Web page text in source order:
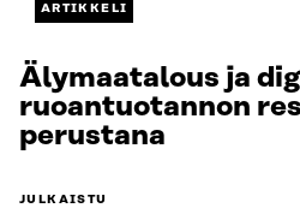
ARTIKKELI
Älymaatalous ja
ruoantuotannon
perustana
JULKAISTU